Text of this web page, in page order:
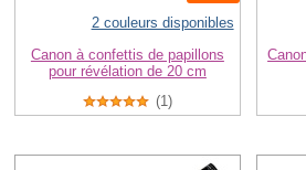
2 couleurs disponibles
Canon à confettis de papillons
pour révélation de 20 cm
(1)